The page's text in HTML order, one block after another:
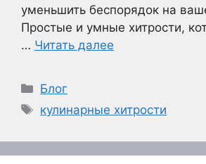
уменьшить беспорядок на
Простые и умные хитрости,
… Читать далее
Рубрики
Блог
Метки
кулинарные хитрости